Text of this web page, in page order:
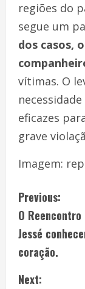
regiões do
segue um
dos casos,
vítimas. O
eficazes
grave
Imagem:
Previous:
O
Jessé
coração.
Next: